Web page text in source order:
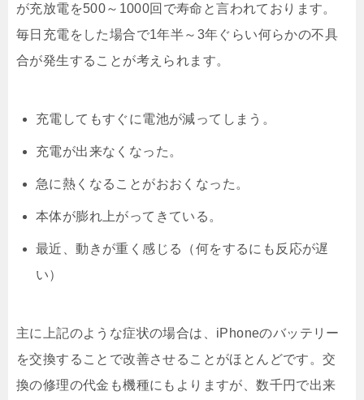
が充放電を500～1000回で寿命と言われております。
毎日充電をした場合で1年半～3年ぐらい何らかの不具
合が発生することが考えられます。
充電してもすぐに電池が減ってしまう。
充電が出来なくなった。
急に熱くなることがおおくなった。
本体が膨れ上がってきている。
最近、動きが重く感じる（何をするにも反応が遅
い）
主に上記のような症状の場合は、iPhoneのバッテリー
を交換することで改善させることがほとんどです。交
換の修理の代金も機種にもよりますが、数千円で出来